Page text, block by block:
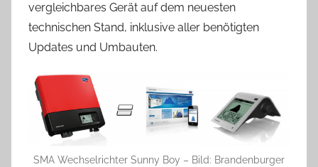
vergleichbares Gerät auf dem neuesten
technischen Stand, inklusive aller benötigten
Updates und Umbauten.
SMA Wechselrichter Sunny Boy – Bild: Brandenburger